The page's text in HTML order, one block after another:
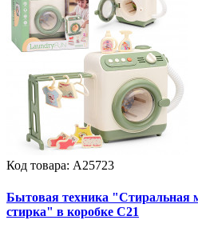
Код товара: А25723
Бытовая техника
стирка" в коробке C21